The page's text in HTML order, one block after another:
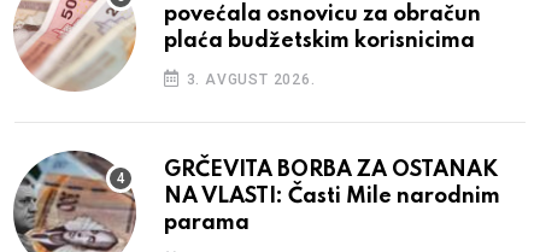
povećala osnovicu za obračun
plaća budžetskim korisnicima
3. AVGUST 2026.
GRČEVITA BORBA ZA OSTANAK
NA VLASTI: Časti Mile narodnim
parama